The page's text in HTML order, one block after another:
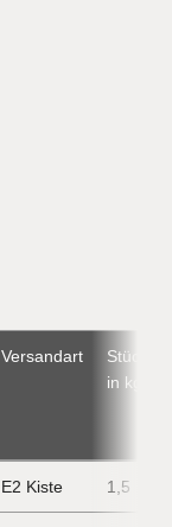
Versandart
in kg
E2 Kiste 1,5